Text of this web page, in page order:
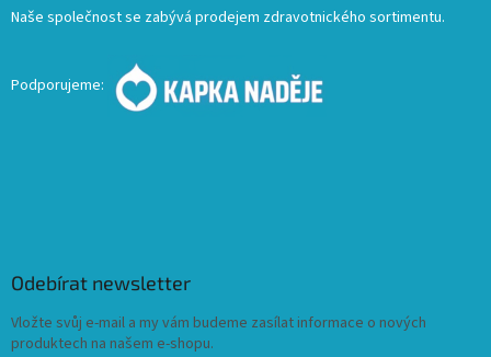
Naše společnost se zabývá prodejem zdravotnického sortimentu.
Podporujeme:
Odebírat newsletter
Vložte svůj e-mail a my vám budeme zasílat informace o nových
produktech na našem e-shopu.